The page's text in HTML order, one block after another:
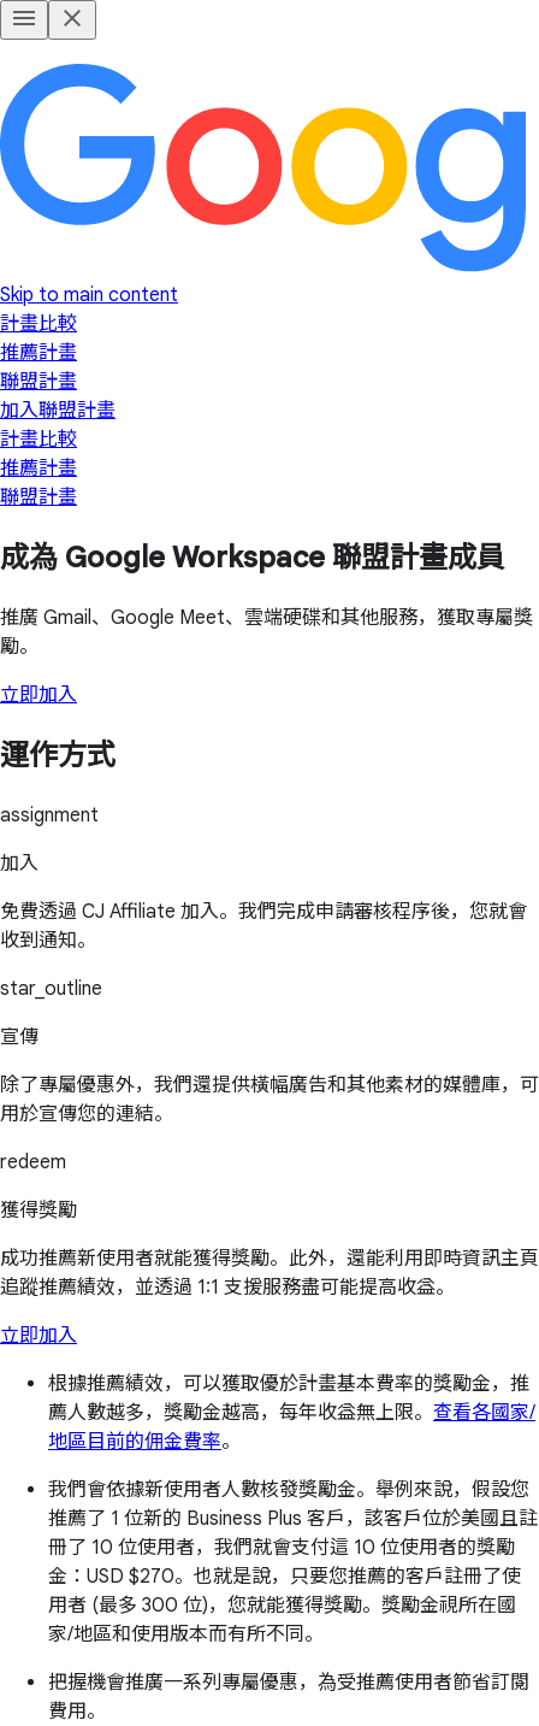
Skip to main content
計畫比較
推薦計畫
聯盟計畫
加入聯盟計畫
計畫比較
推薦計畫
聯盟計畫
成為 Google Workspace 聯盟計畫成員
推廣 Gmail、Google Meet、雲端硬碟和其他服務，獲取專屬獎
勵。
立即加入
運作方式
assignment
加入
免費透過 CJ Affiliate 加入。我們完成申請審核程序後，您就會
收到通知。
star_outline
宣傳
除了專屬優惠外，我們還提供橫幅廣告和其他素材的媒體庫，可
用於宣傳您的連結。
redeem
獲得獎勵
成功推薦新使用者就能獲得獎勵。此外，還能利用即時資訊主頁
追蹤推薦績效，並透過 1:1 支援服務盡可能提高收益。
立即加入
根據推薦績效，可以獲取優於計畫基本費率的獎勵金，推
薦人數越多，獎勵金越高，每年收益無上限。 查看各國家/
地區目前的佣金費率。
我們會依據新使用者人數核發獎勵金。舉例來說，假設您
推薦了 1 位新的 Business Plus 客戶，該客戶位於美國且註
冊了 10 位使用者，我們就會支付這 10 位使用者的獎勵
金： USD $270。也就是說，只要您推薦的客戶註冊了使
用者 (最多 300 位)，您就能獲得獎勵。獎勵金視所在國
家/地區和使用版本而有所不同。
把握機會推廣一系列專屬優惠，為受推薦使用者節省訂閱
費用。